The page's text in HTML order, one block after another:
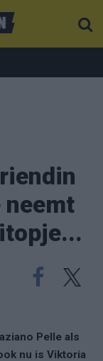
neemt
Pelle als
nu is Viktoria